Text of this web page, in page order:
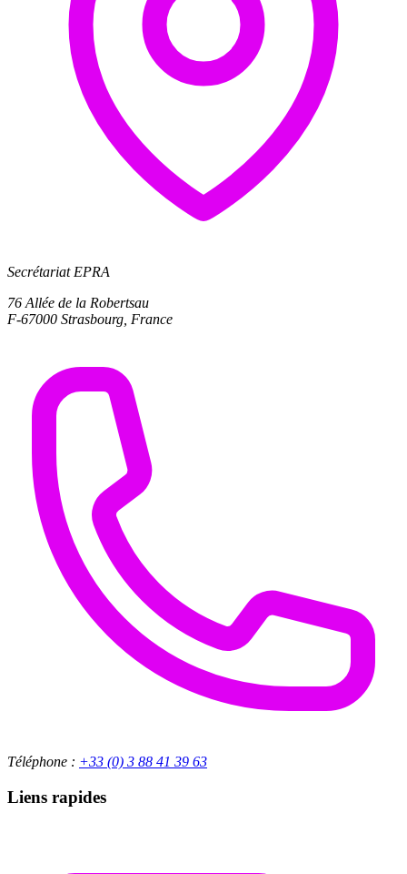
Secrétariat EPRA
76 Allée de la Robertsau
F-67000 Strasbourg, France
Téléphone : +33 (0) 3 88 41 39 63
Liens rapides